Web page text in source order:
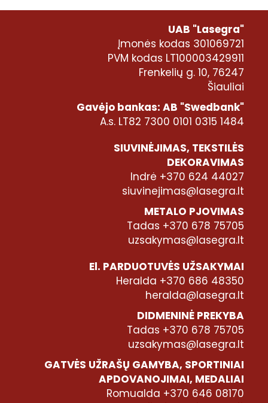
UAB "Lasegra"
Įmonės kodas 301069721
PVM kodas LT100003429911
Frenkelių g. 10, 76247
Šiauliai
Gavėjo bankas: AB "Swedbank"
A.s. LT82 7300 0101 0315 1484
SIUVINĖJIMAS, TEKSTILĖS
DEKORAVIMAS
Indrė +370 624 44027
siuvinejimas@lasegra.lt
METALO PJOVIMAS
Tadas +370 678 75705
uzsakymas@lasegra.lt
El. PARDUOTUVĖS UŽSAKYMAI
Heralda +370 686 48350
heralda@lasegra.lt
DIDMENINĖ PREKYBA
Tadas +370 678 75705
uzsakymas@lasegra.lt
GATVĖS UŽRAŠŲ GAMYBA, SPORTINIAI
APDOVANOJIMAI, MEDALIAI
Romualda +370 646 08170